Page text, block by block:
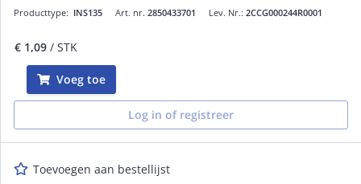
Art. nr. 2850433701
Producttype: INS135 Lev. Nr.: 2CCG000244R0001
€ 1,09 / STK
Voeg toe
Log in of registreer
Toevoegen aan bestellijst